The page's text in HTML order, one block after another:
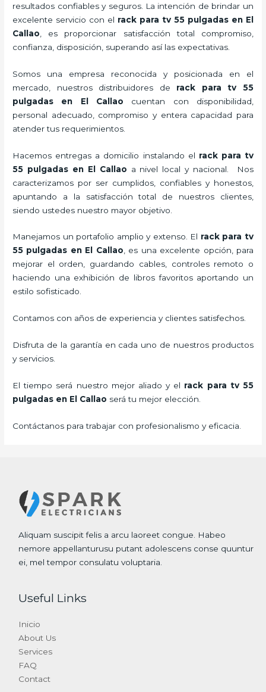
resultados confiables y seguros. La intención de brindar un
excelente servicio con el rack para tv 55 pulgadasen El
Callao , es proporcionar satisfacción total compromiso,
confianza, disposición, superando así las expectativas.
Somos una empresa reconocida y posicionada en el
mercado, nuestros distribuidores de rack para tv 55
pulgadas en El Callao cuentan con disponibilidad,
personal adecuado, compromiso y entera capacidad para
atender tus requerimientos.
Hacemos entregas a domicilio instalando el rack para tv
55 pulgadasen El Callao a nivel local y nacional.
Nos
caracterizamos por ser cumplidos, confiables y honestos,
apuntando a la satisfacción total de nuestros clientes,
siendo ustedes nuestro mayor objetivo.
Manejamos un portafolio amplio y extenso. El rack para tv
55 pulgadas en El Callao, es una excelente opción, para
mejorar el orden, guardando cables, controles remoto o
haciendo una exhibición de libros favoritos aportando un
estilo sofisticado.
Contamos con años de experiencia y clientes satisfechos.
Disfruta de la garantía en cada uno de nuestros productos
y servicios.
El tiempo será nuestro mejor aliado y el rack para tv 55
pulgadas en El Callao será tu mejor elección.
Contáctanos para trabajar con profesionalismo y eficacia.
Aliquam suscipit felis a arcu laoreet congue. Habeo
nemore appellanturusu putant adolescens conse quuntur
ei, mel tempor consulatu voluptaria.
Useful Links
Inicio
About Us
Services
FAQ
Contact